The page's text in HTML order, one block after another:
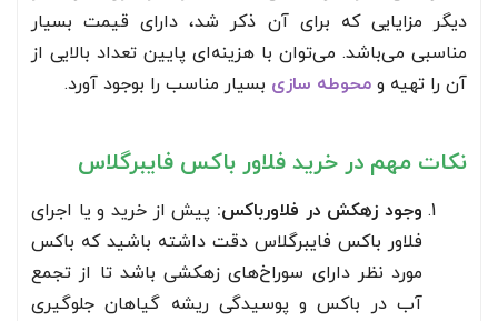
دیگر مزایایی که برای آن ذکر شد، دارای قیمت بسیار
مناسبی می‌باشد. می‌توان با هزینه‌ای پایین تعداد بالایی از
آن را تهیه و محوطه سازی بسیار مناسب را بوجود آورد.
نکات مهم در خرید فلاور باکس فایبرگلاس
وجود زهکش در فلاورباکس: پیش از خرید و یا اجرای
فلاور باکس فایبرگلاس دقت داشته باشید که باکس
مورد نظر دارای سوراخ‌های زهکشی باشد تا از تجمع
آب در باکس و پوسیدگی ریشه گیاهان جلوگیری